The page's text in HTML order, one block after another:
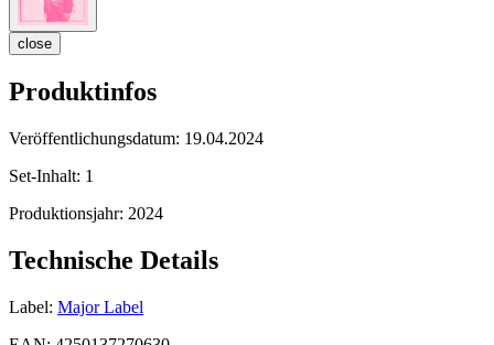
close
Produktinfos
Veröffentlichungsdatum: 19.04.2024
Set-Inhalt: 1
Produktionsjahr: 2024
Technische Details
Label: Major Label